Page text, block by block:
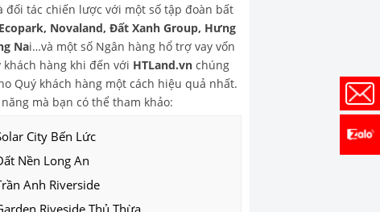
tác chiến lược với một số tập đoàn bất
Novaland, Đất Xanh Group, Hưng
Nai…và một số Ngân hàng hổ trợ vay vốn
khách hàng khi đến với HTLand.vn chúng
Quý khách hàng một cách hiệu quả nhất.
mà bạn có thể tham khảo:
City Bến Lức
Nền Long An
Anh Riverside